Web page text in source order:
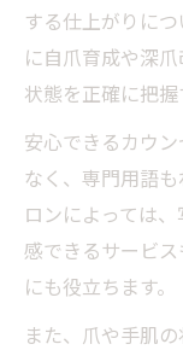
する仕上がりに
に自爪育成や深
状態を正確に把握
安心できるカウ
なく、専門用語
ロンによっては
感できるサービ
にも役立ちます。
また、爪や手肌